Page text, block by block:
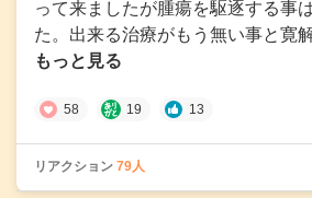
って来ましたが腫瘍を駆逐する事
た。出来る治療がもう無い事と寛
もっと見る
58 19 13
リアクション 79人